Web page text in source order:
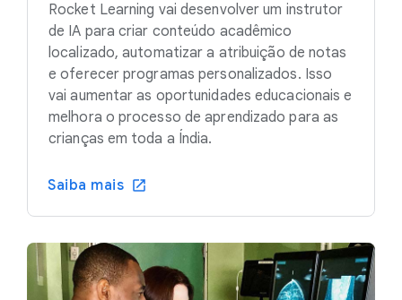
Rocket Learning vai desenvolver um instrutor
de IA para criar conteúdo acadêmico
localizado, automatizar a atribuição de notas
e oferecer programas personalizados. Isso
vai aumentar as oportunidades educacionais e
melhora o processo de aprendizado para as
crianças em toda a Índia.
Saiba mais